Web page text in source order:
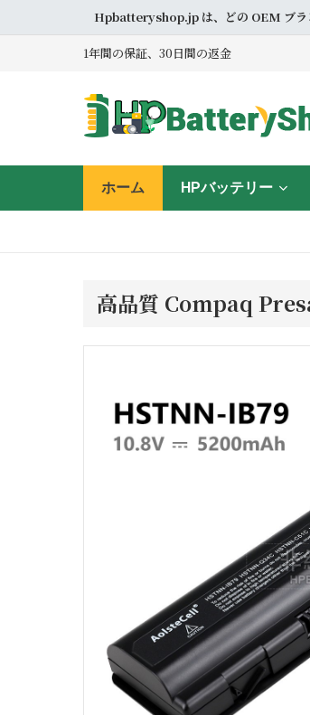
Hpbatteryshop.jp は、どの OEM ブラ
1年間の保証、30日間の返金
ホーム HPバッテリー
高品質 Compaq